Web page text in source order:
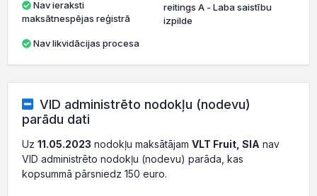
maksātnespējas reģistrā
Nav likvidācijas procesa
reitings A - Laba saistību
izpilde
VID administrēto nodokļu (nodevu)
parādu dati
Uz 11.05.2023 nodokļu maksātājam VLT Fruit, SIA nav
VID administrēto nodokļu (nodevu) parāda, kas
kopsummā pārsniedz 150 euro.